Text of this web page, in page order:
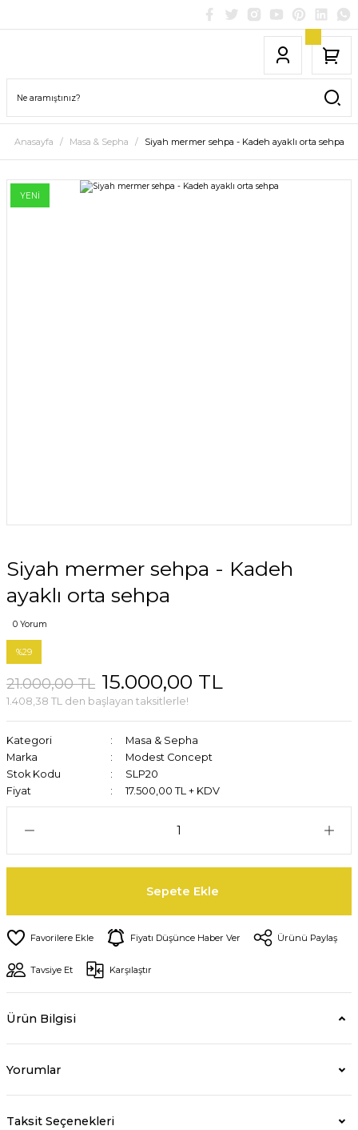
Anasayfa Masa & Sepha Siyah mermer sehpa - Kadeh ayaklı orta sehpa
YENİ
Siyah mermer sehpa - Kadeh
ayaklı orta sehpa
0 Yorum
%29
21.000,00 TL 15.000,00 TL
1.408,38 TL den başlayan taksitlerle!
Kategori
Masa & Sepha
Marka
Modest Concept
Stok Kodu
SLP20
Fiyat
17.500,00 TL + KDV
Sepete Ekle
Fiyatı Düşünce Haber Ver Ürünü Paylaş
Tavsiye Et Karşılaştır
Ürün Bilgisi
Yorumlar
Taksit Seçenekleri